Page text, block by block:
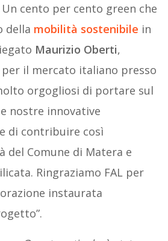
cento per cento green che
della mobilità sostenibile in
Maurizio Oberti,
il mercato italiano presso
orgogliosi di portare sul
nostre innovative
di contribuire così
del Comune di Matera e
Ringraziamo FAL per
instaurata